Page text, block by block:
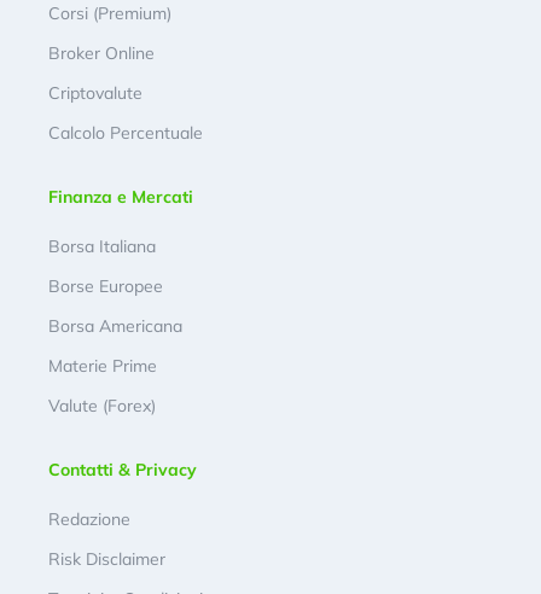
Corsi (Premium)
Broker Online
Criptovalute
Calcolo Percentuale
Finanza e Mercati
Borsa Italiana
Borse Europee
Borsa Americana
Materie Prime
Valute (Forex)
Contatti & Privacy
Redazione
Risk Disclaimer